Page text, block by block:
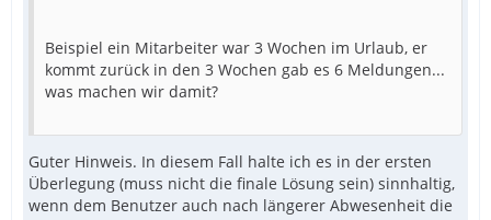
Beispiel ein Mitarbeiter war 3 Wochen im Urlaub, er
kommt zurück in den 3 Wochen gab es 6 Meldungen...
was machen wir damit?
Guter Hinweis. In diesem Fall halte ich es in der ersten
Überlegung (muss nicht die finale Lösung sein) sinnhaltig,
wenn dem Benutzer auch nach längerer Abwesenheit die